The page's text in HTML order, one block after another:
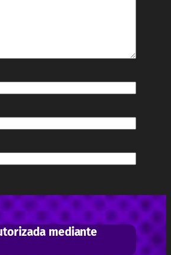
mediante